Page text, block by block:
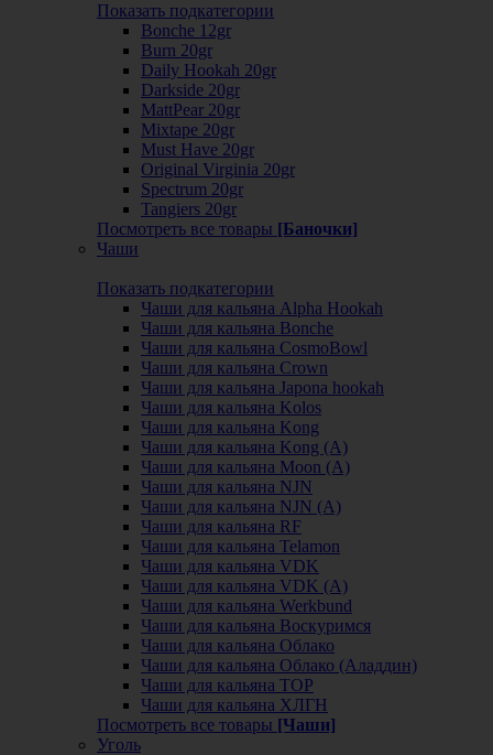
Показать подкатегории
Bonche 12gr
Burn 20gr
Daily Hookah 20gr
Darkside 20gr
MattPear 20gr
Mixtape 20gr
Must Have 20gr
Original Virginia 20gr
Spectrum 20gr
Tangiers 20gr
Посмотреть все товары [Баночки]
Чаши
Показать подкатегории
Чаши для кальяна Alpha Hookah
Чаши для кальяна Bonche
Чаши для кальяна CosmoBowl
Чаши для кальяна Crown
Чаши для кальяна Japona hookah
Чаши для кальяна Kolos
Чаши для кальяна Kong
Чаши для кальяна Kong (A)
Чаши для кальяна Moon (А)
Чаши для кальяна NJN
Чаши для кальяна NJN (А)
Чаши для кальяна RF
Чаши для кальяна Telamon
Чаши для кальяна VDK
Чаши для кальяна VDK (А)
Чаши для кальяна Werkbund
Чаши для кальяна Воскуримся
Чаши для кальяна Облако
Чаши для кальяна Облако (Аладдин)
Чаши для кальяна ТОР
Чаши для кальяна ХЛГН
Посмотреть все товары [Чаши]
Уголь